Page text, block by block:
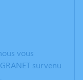
vous
survenu